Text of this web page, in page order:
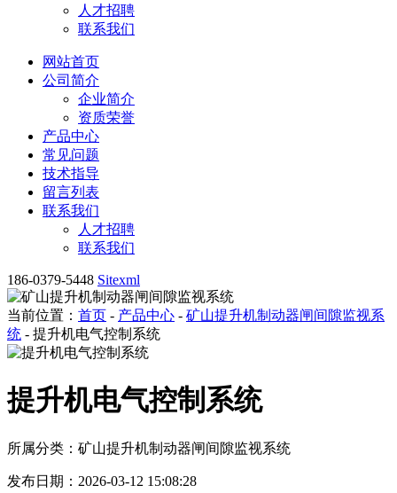
人才招聘
联系我们
网站首页
公司简介
企业简介
资质荣誉
产品中心
常见问题
技术指导
留言列表
联系我们
人才招聘
联系我们
186-0379-5448 Sitexml
当前位置： 首页 - 产品中心 - 矿山提升机制动器闸间隙监视系
统 - 提升机电气控制系统
提升机电气控制系统
所属分类：矿山提升机制动器闸间隙监视系统
发布日期：2026-03-12 15:08:28